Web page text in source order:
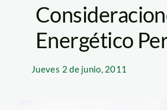
Energético
Jueves 2 de junio, 2011